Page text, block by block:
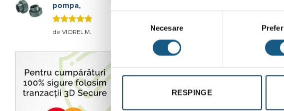
consimțământului
Necesare
RESPINGE
pompa,
Evaluat la
de VIOREL M.